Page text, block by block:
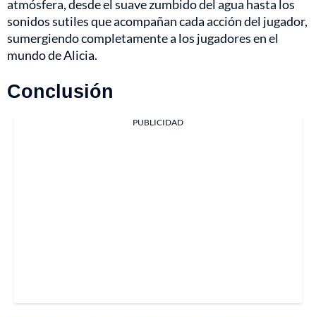
atmósfera, desde el suave zumbido del agua hasta los
sonidos sutiles que acompañan cada acción del jugador,
sumergiendo completamente a los jugadores en el
mundo de Alicia.
Conclusión
PUBLICIDAD